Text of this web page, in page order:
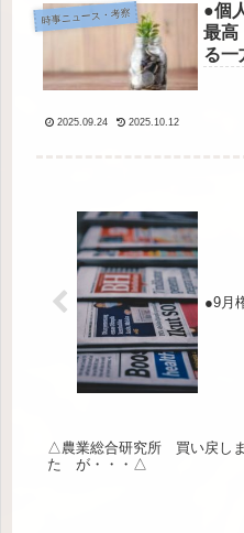
時事ニュース・考察
●個
最
る一
2025.09.24 2025.10.12
●9月
△農業総合研究所 買い戻し
た が・・・△